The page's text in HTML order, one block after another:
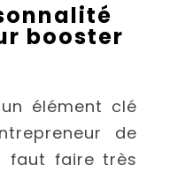
booster
élément clé
de
faut faire très